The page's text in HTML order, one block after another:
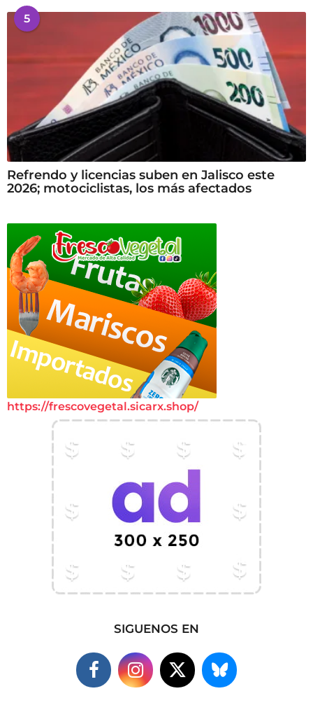
5
Refrendo y licencias suben en Jalisco este
2026; motociclistas, los más afectados
https://frescovegetal.sicarx.shop/
SIGUENOS EN